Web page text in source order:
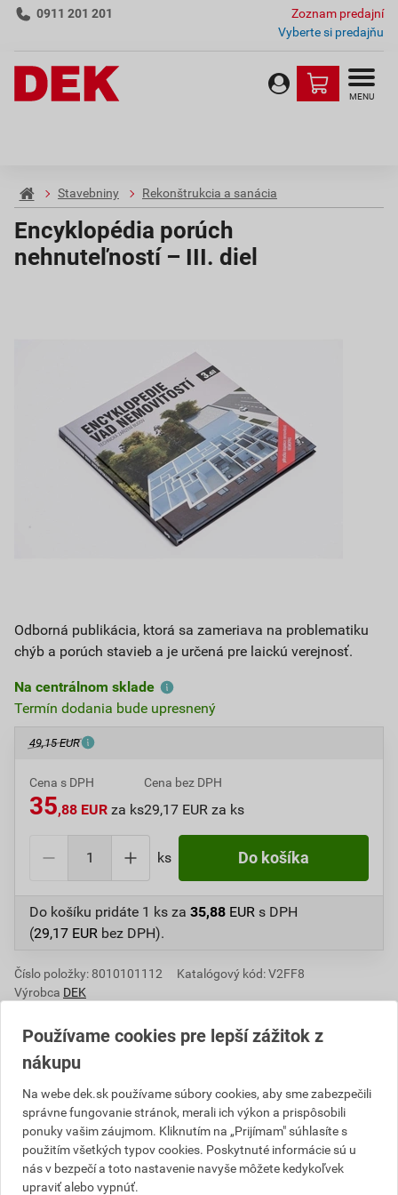
0911 201 201
Zoznam predajní
Vyberte si predajňu
MENU
Stavebniny Rekonštrukcia a sanácia
Encyklopédia porúch
nehnuteľností – III. diel
Odborná publikácia, ktorá sa zameriava na problematiku
chýb a porúch stavieb a je určená pre laickú verejnosť.
Na centrálnom sklade
Termín dodania bude upresnený
49,15 EUR
Cena s DPH
35,88 EUR za ks
Cena bez DPH
29,17 EUR za ks
ks Do košíka
Do košíku pridáte 1 ks za 35,88 EUR s DPH
(29,17 EUR bez DPH).
Číslo položky: 8010101112
Katalógový kód: V2FF8
Výrobca DEK
Informácie o cene
Aktuálna predajná cena po zľave 27% z cenníkovej
ceny
29,17 EUR
bez DPH za ks
35,88 EUR
Používame cookies pre lepší zážitok z
nákupu
Na webe dek.sk používame súbory cookies, aby sme zabezpečili
správne fungovanie stránok, merali ich výkon a prispôsobili
ponuky vašim záujmom. Kliknutím na „Prijímam" súhlasíte s
použitím všetkých typov cookies. Poskytnuté informácie sú u
nás v bezpečí a toto nastavenie navyše môžete kedykoľvek
upraviť alebo vypnúť.